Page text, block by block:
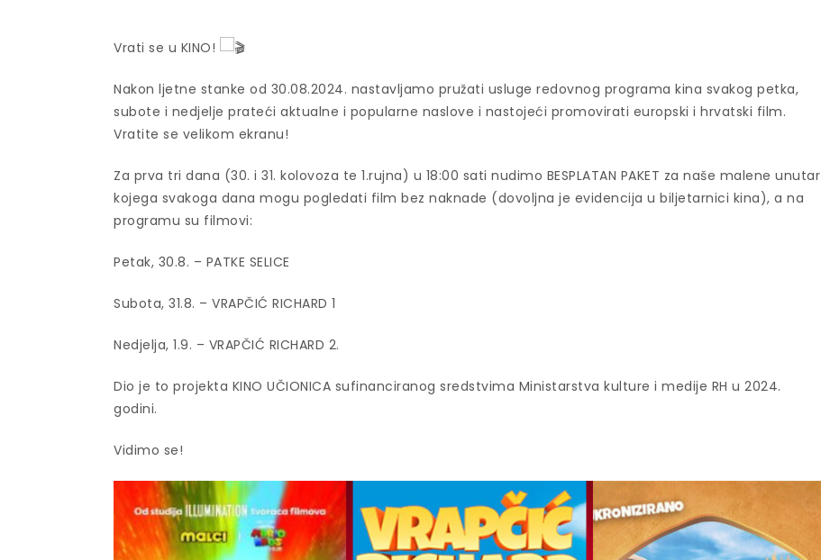
Vrati se u KINO!
Nakon ljetne stanke od 30.08.2024. nastavljamo pružati usluge redovnog programa kina svakog petka,
subote i nedjelje prateći aktualne i popularne naslove i nastojeći promovirati europski i hrvatski film.
Vratite se velikom ekranu!
Za prva tri dana (30. i 31. kolovoza te 1.rujna) u 18:00 sati nudimo BESPLATAN PAKET za naše malene unutar
kojega svakoga dana mogu pogledati film bez naknade (dovoljna je evidencija u biljetarnici kina), a na
programu su filmovi:
Petak, 30.8. – PATKE SELICE
Subota, 31.8. – VRAPČIĆ RICHARD 1
Nedjelja, 1.9. – VRAPČIĆ RICHARD 2.
Dio je to projekta KINO UČIONICA sufinanciranog sredstvima Ministarstva kulture i medije RH u 2024.
godini.
Vidimo se!